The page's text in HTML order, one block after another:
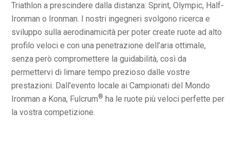
Triathlon a prescindere dalla distanza: Sprint, Olympic, Half-
Ironman o Ironman. I nostri ingegneri svolgono ricerca e
sviluppo sulla aerodinamicità per poter create ruote ad alto
profilo veloci e con una penetrazione dell’aria ottimale,
senza però compromettere la guidabilità, così da
permettervi di limare tempo prezioso dalle vostre
prestazioni. Dall'evento locale ai Campionati del Mondo
Ironman a Kona, Fulcrum® ha le ruote più veloci perfette per
la vostra competizione.